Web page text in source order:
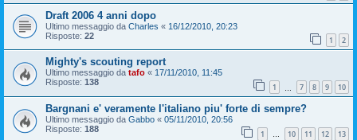
Draft 2006 4 anni dopo
Ultimo messaggio da Charles « 16/12/2010, 20:23
Risposte: 22 1 2
Mighty's scouting report
Ultimo messaggio da tafo « 17/11/2010, 11:45
Risposte: 138 1 7 8 9 10
Bargnani e' veramente l'italiano piu' forte di sempre?
Ultimo messaggio da Gabbo « 05/11/2010, 20:56
Risposte: 188 1 … 10 11 12 13